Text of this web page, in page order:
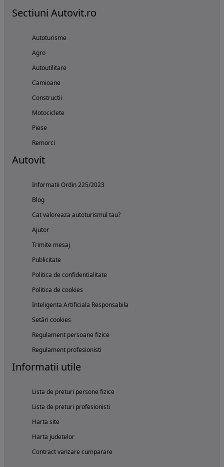
Sectiuni Autovit.ro
Autoturisme
Agro
Autoutilitare
Camioane
Constructii
Motociclete
Piese
Remorci
Autovit
Informatii Ordin 225/2023
Blog
Cat valoreaza autoturismul tau?
Ajutor
Trimite mesaj
Publicitate
Politica de confidentialitate
Politica de cookies
Inteligenta Artificiala Responsabila
Setări cookies
Regulament persoane fizice
Regulament profesionisti
Informatii utile
Lista de preturi persone fizice
Lista de preturi profesionisti
Harta site
Harta judetelor
Contract vanzare cumparare